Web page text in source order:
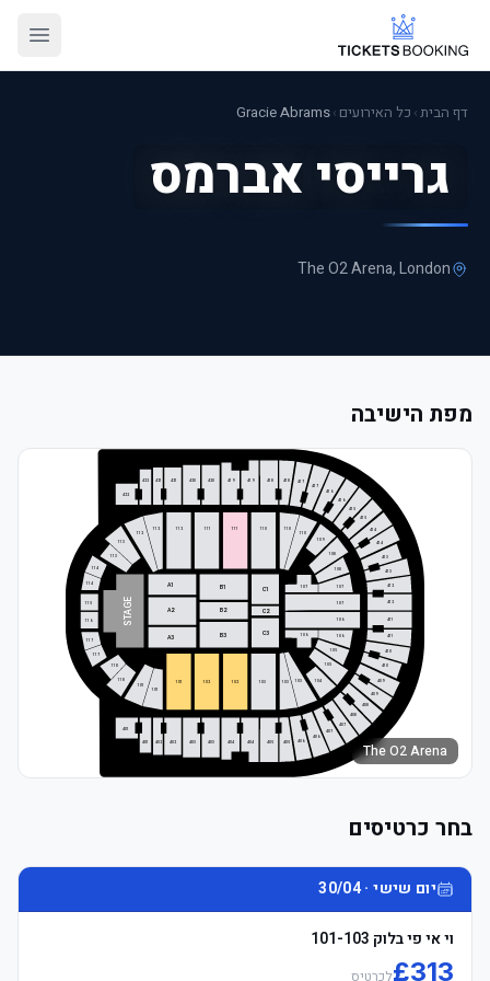
דף הבית› כל האירועים ›
Gracie Abrams
גרייסי אברמס
The O2 Arena, London
מפת הישיבה
The O2 Arena
בחר כרטיסים
יום שישי · 30/04
וי אי פי בלוק 101-103
£313 לכרטיס